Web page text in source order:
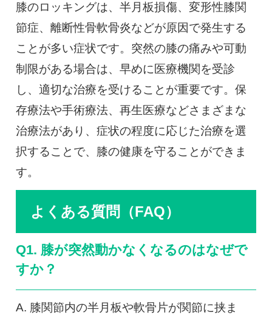
膝のロッキングは、半月板損傷、変形性膝関
節症、離断性骨軟骨炎などが原因で発生する
ことが多い症状です。突然の膝の痛みや可動
制限がある場合は、早めに医療機関を受診
し、適切な治療を受けることが重要です。保
存療法や手術療法、再生医療などさまざまな
治療法があり、症状の程度に応じた治療を選
択することで、膝の健康を守ることができま
す。
よくある質問（FAQ）
Q1. 膝が突然動かなくなるのはなぜで
すか？
A. 膝関節内の半月板や軟骨片が関節に挟ま